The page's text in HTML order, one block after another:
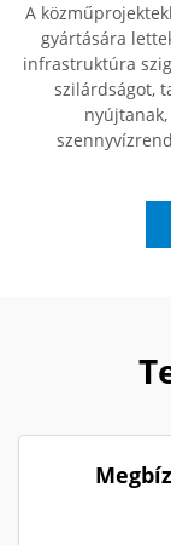
A
gyártására
infrastruktúra
szilárdságot,